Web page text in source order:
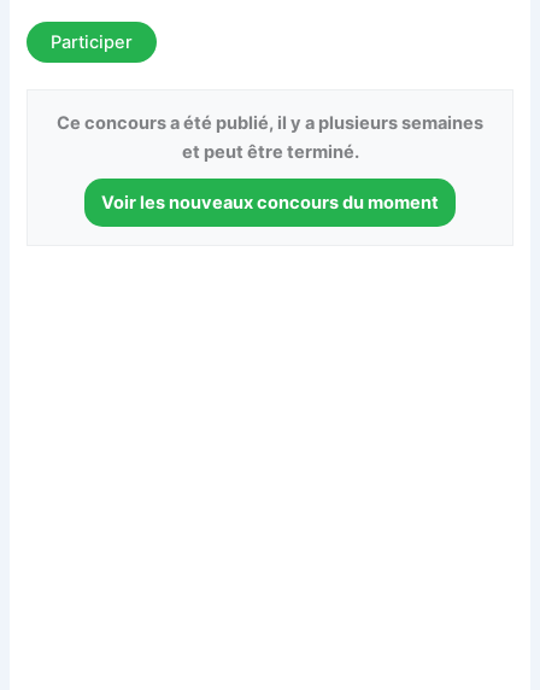
Participer
Ce concours a été publié, il y a plusieurs semaines
et peut être terminé.
Voir les nouveaux concours du moment